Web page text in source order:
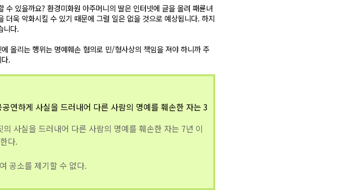
있을까요? 환경미화원 아주머니의 딸은 인터넷에 글을 올려 패륜녀
욱 악화시킬 수 있기 때문에 그럴 일은 없을 것으로 예상됩니다. 하지
니다.
올리는 행위는 명예훼손 혐의로 민/형사상의 책임을 져야 하니까 주
.
연하게 사실을 드러내어 다른 사람의 명예를 훼손한 자는 3
사실을 드러내어 다른 사람의 명예를 훼손한 자는 7년 이
다.
공소를 제기할 수 없다.